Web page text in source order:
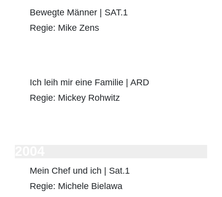
Bewegte Männer | SAT.1
Regie: Mike Zens
Ich leih mir eine Familie | ARD
Regie: Mickey Rohwitz
Mein Chef und ich | Sat.1
Regie: Michele Bielawa